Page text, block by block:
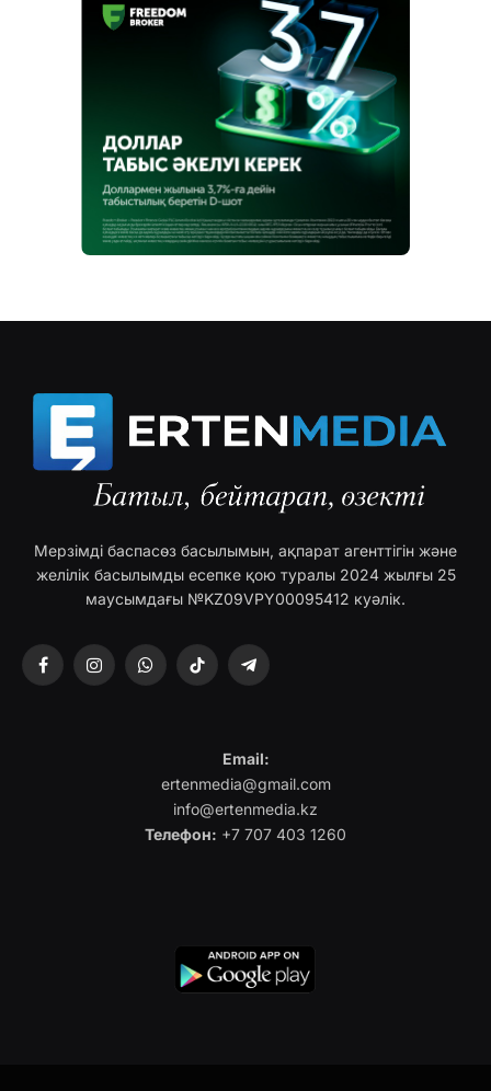
Мерзімді баспасөз басылымын, ақпарат агенттігін және
желілік басылымды есепке қою туралы 2024 жылғы 25
маусымдағы №KZ09VPY00095412 куәлік.
FacebookInstagramWhatsAppTikTok Telegram
Email:
ertenmedia@gmail.com
info@ertenmedia.kz
Телефон: +7 707 403 1260